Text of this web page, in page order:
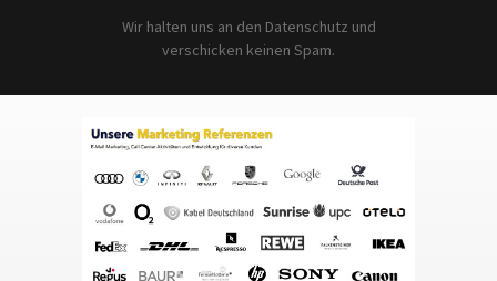
Wir halten uns an den Datenschutz und
verschicken keinen Spam.